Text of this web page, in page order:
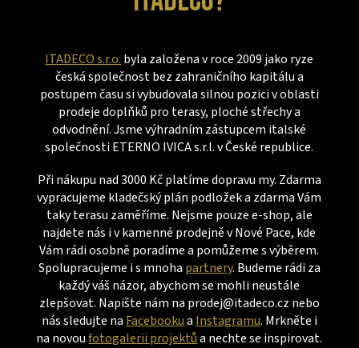
ITADECO s.r.o. byla založena v roce 2009 jako ryze
česká společnost bez zahraničního kapitálu a
postupem času si vybudovala silnou pozici v oblasti
prodeje doplňků pro terasy, ploché střechy a
odvodnění. Jsme výhradním zástupcem italské
společnosti ETERNO IVICA s.r.l. v České republice.
Při nákupu nad 3000 Kč platíme dopravu my. Zdarma
vypracujeme kladečský plán podložek a zdarma Vám
taky terasu zaměříme. Nejsme pouze e-shop, ale
najdete nás i v kamenné prodejně v Nové Pace, kde
Vám rádi osobně poradíme a pomůžeme s výběrem.
Spolupracujeme i s mnoha partnery. Budeme rádi za
každý váš názor, abychom se mohli neustále
zlepšovat. Napište nám na prodej@itadeco.cz nebo
nás sledujte na Facebookua Instagramu. Mrkněte i
na novoufotogalerii projektůa nechte se inspirovat.